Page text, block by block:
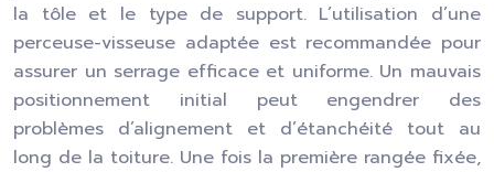
la tôle et le type de support. L’utilisation d’une
perceuse-visseuse adaptée est recommandée pour
assurer un serrage efficace et uniforme. Un mauvais
positionnement initial peut engendrer des
problèmes d’alignement et d’étanchéité tout au
long de la toiture. Une fois la première rangée fixée,